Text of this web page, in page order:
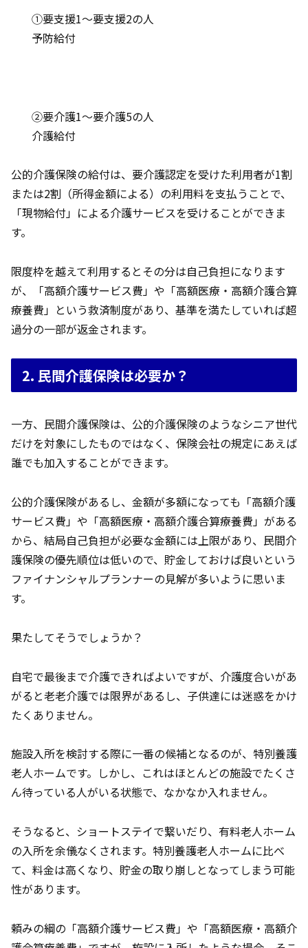
①要支援1～要支援2の人
予防給付
②要介護1～要介護5の人
介護給付
公的介護保険の給付は、要介護認定を受けた利用者が1割
または2割（所得金額による）の利用料を支払うことで、
「現物給付」による介護サービスを受けることができま
す。
限度枠を越えて利用するとその分は自己負担になります
が、「高額介護サービス費」や「高額医療・高額介護合算
療養費」という救済制度があり、基準を満たしていれば超
過分の一部が返金されます。
2. 民間介護保険は必要か？
一方、民間介護保険は、公的介護保険のようなシニア世代
だけを対象にしたものではなく、保険会社の規定にあえば
誰でも加入することができます。
公的介護保険があるし、金額が多額になっても「高額介護
サービス費」や「高額医療・高額介護合算療養費」がある
から、結局自己負担が必要な金額には上限があり、民間介
護保険の優先順位は低いので、貯金しておけば良いという
ファイナンシャルプランナーの見解が多いように思いま
す。
果たしてそうでしょうか？
自宅で最後まで介護できればよいですが、介護度合いがあ
がると老老介護では限界があるし、子供達には迷惑をかけ
たくありません。
施設入所を検討する際に一番の候補となるのが、特別養護
老人ホームです。しかし、これはほとんどの施設でたくさ
ん待っている人がいる状態で、なかなか入れません。
そうなると、ショートステイで繋いだり、有料老人ホーム
の入所を余儀なくされます。特別養護老人ホームに比べ
て、料金は高くなり、貯金の取り崩しとなってしまう可能
性があります。
頼みの綱の「高額介護サービス費」や「高額医療・高額介